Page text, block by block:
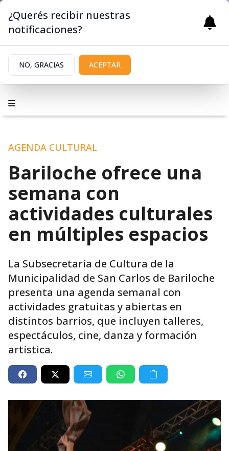
AGENDA CULTURAL
Bariloche ofrece una
semana con
actividades culturales
en múltiples espacios
La Subsecretaría de Cultura de la
Municipalidad de San Carlos de Bariloche
presenta una agenda semanal con
actividades gratuitas y abiertas en
distintos barrios, que incluyen talleres,
espectáculos, cine, danza y formación
artística.
¿Querés recibir nuestras
notificaciones?
NO, GRACIAS ACEPTAR